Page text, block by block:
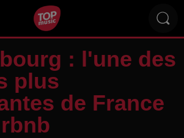
: l'une des
plus
de France